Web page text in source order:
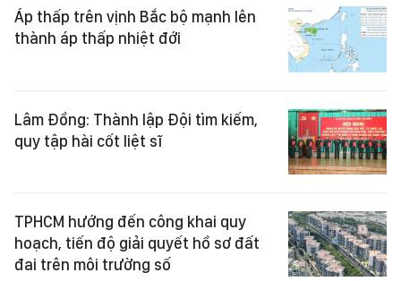
Áp thấp trên vịnh Bắc bộ mạnh lên
thành áp thấp nhiệt đới
Lâm Đồng: Thành lập Đội tìm kiếm,
quy tập hài cốt liệt sĩ
TPHCM hướng đến công khai quy
hoạch, tiến độ giải quyết hồ sơ đất
đai trên môi trường số